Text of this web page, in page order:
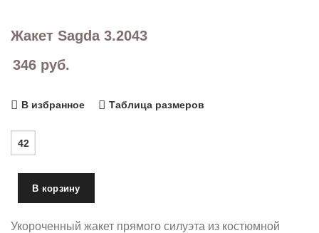
Жакет Sagda 3.2043
346 руб.
В избранное Таблица размеров
42
В корзину
Укороченный жакет прямого силуэта из костюмной